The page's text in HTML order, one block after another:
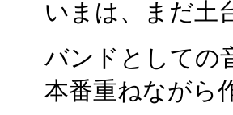
いまは、まだ土
バンドとしての
本番重ねながら